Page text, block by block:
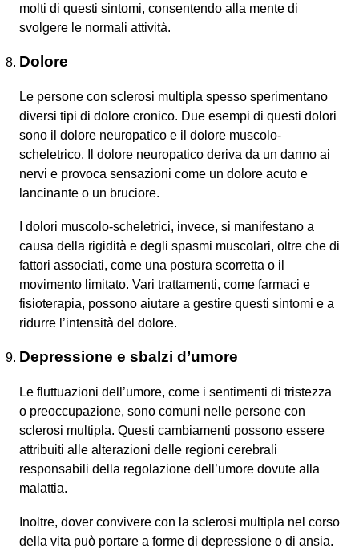
molti di questi sintomi, consentendo alla mente di
svolgere le normali attività.
Dolore
Le persone con sclerosi multipla spesso sperimentano
diversi tipi di dolore cronico. Due esempi di questi dolori
sono il dolore neuropatico e il dolore muscolo-
scheletrico. Il dolore neuropatico deriva da un danno ai
nervi e provoca sensazioni come un dolore acuto e
lancinante o un bruciore.
I dolori muscolo-scheletrici, invece, si manifestano a
causa della rigidità e degli spasmi muscolari, oltre che di
fattori associati, come una postura scorretta o il
movimento limitato. Vari trattamenti, come farmaci e
fisioterapia, possono aiutare a gestire questi sintomi e a
ridurre l’intensità del dolore.
Depressione e sbalzi d’umore
Le fluttuazioni dell’umore, come i sentimenti di tristezza
o preoccupazione, sono comuni nelle persone con
sclerosi multipla. Questi cambiamenti possono essere
attribuiti alle alterazioni delle regioni cerebrali
responsabili della regolazione dell’umore dovute alla
malattia.
Inoltre, dover convivere con la sclerosi multipla nel corso
della vita può portare a forme di depressione o di ansia.